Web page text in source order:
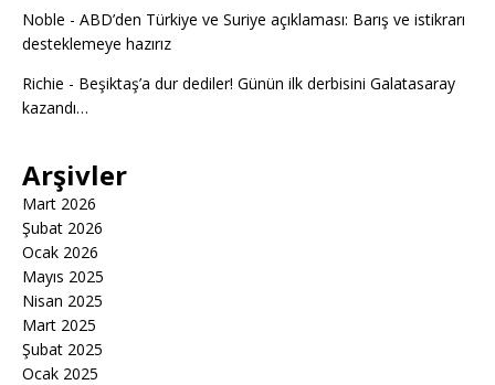
Noble - ABD’den Türkiye ve Suriye açıklaması: Barış ve istikrarı
desteklemeye hazırız
Richie - Beşiktaş’a dur dediler! Günün ilk derbisini Galatasaray
kazandı…
Arşivler
Mart 2026
Şubat 2026
Ocak 2026
Mayıs 2025
Nisan 2025
Mart 2025
Şubat 2025
Ocak 2025